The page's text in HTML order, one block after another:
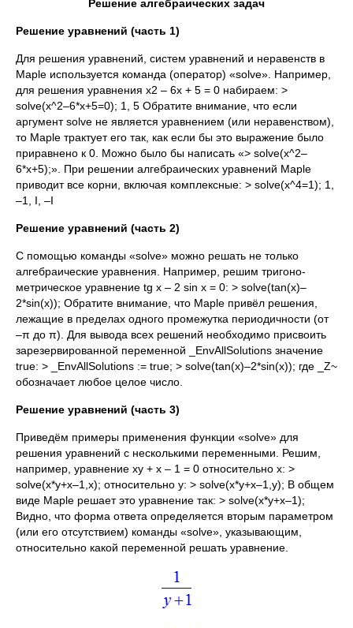
Решение алгебраических задач
Решение уравнений (часть 1)
Для решения уравнений, систем уравнений и неравенств в
Maple используется команда (оператор) «solve». Например,
для решения уравнения х2 – 6х + 5 = 0 набираем: >
solve(x^2–6*x+5=0); 1, 5 Обратите внимание, что если
аргумент solve не является уравнением (или неравенством),
то Maple трактует его так, как если бы это выражение было
приравнено к 0. Можно было бы написать «> solve(x^2–
6*x+5);». При решении алгебраических уравнений Maple
приводит все корни, включая комплексные: > solve(x^4=1); 1,
–1, I, –I
Решение уравнений (часть 2)
С помощью команды «solve» можно решать не только
алгебраические уравнения. Например, решим тригоно-
метрическое уравнение tg x – 2 sin x = 0: > solve(tan(x)–
2*sin(x)); Обратите внимание, что Maple привёл решения,
лежащие в пределах одного промежутка периодичности (от
–π до π). Для вывода всех решений необходимо присвоить
зарезервированной переменной _EnvAllSolutions значение
true: > _EnvAllSolutions := true; > solve(tan(x)–2*sin(x)); где _Z~
обозначает любое целое число.
Решение уравнений (часть 3)
Приведём примеры применения функции «solve» для
решения уравнений с несколькими переменными. Решим,
например, уравнение xy + x – 1 = 0 относительно x: >
solve(x*y+x–1,x); относительно y: > solve(x*y+x–1,у); В общем
виде Maple решает это уравнение так: > solve(x*y+x–1);
Видно, что форма ответа определяется вторым параметром
(или его отсутствием) команды «solve», указывающим,
относительно какой переменной решать уравнение.